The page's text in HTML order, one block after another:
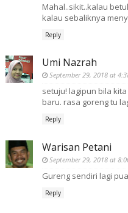
Mahal..sikit..kalau
kalau sebaliknya
Reply
Umi Nazrah
September 29, 2018 at
setuju! lagipun bila
baru. rasa goreng tu
Reply
Warisan Petani
September 29, 2018 at
Gureng sendiri lagi
Reply